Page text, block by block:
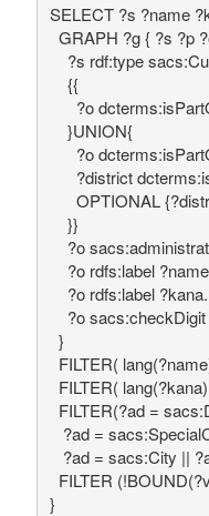
SELECT ?s ?name
GRAPH ?g { ?s ?p
?s rdf:type
    {{
?o
    }UNION{
?o
?district
OPTIONAL
    }}
?o
?o rdfs:label
    ?o rdfs:label ?kana.
?o
  }
FILTER( lang(?name)
FILTER( lang(?kana)
FILTER(?ad =
?ad =
?ad = sacs:City ||
FILTER
}